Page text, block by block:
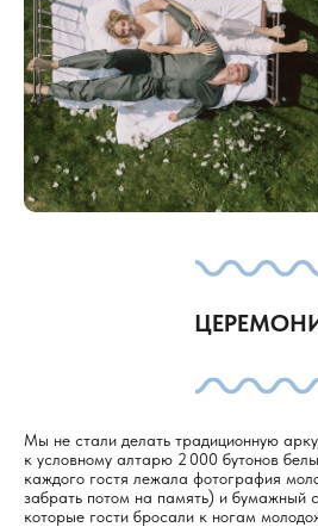
Мы не стали делать традиционную
к условному алтарю 2 000 бутонов
каждого гостя лежала фотография
забрать потом на память) и бумажный
которые гости бросали к ногам
ДАВАЙТЕ ОБСУДИМ
ВАШУ СВАДЬБУ
ВАШЕ ИМЯ
ПРЕДПОЛАГАЕМАЯ ДАТА СВАДЬБЫ